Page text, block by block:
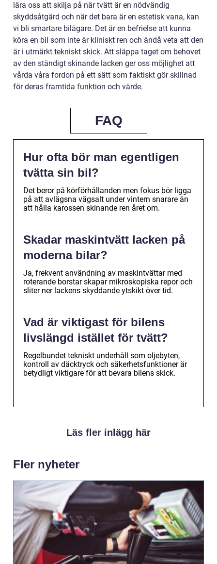
lära oss att skilja på när tvätt är en nödvändig
skyddsåtgärd och när det bara är en estetisk vana, kan
vi bli smartare bilägare. Det är en befrielse att kunna
köra en bil som inte är kliniskt ren och ändå veta att den
är i utmärkt tekniskt skick. Att släppa taget om behovet
av den ständigt skinande lacken ger oss möjlighet att
vårda våra fordon på ett sätt som faktiskt gör skillnad
för deras framtida funktion och värde.
FAQ
Hur ofta bör man egentligen
tvätta sin bil?
Det beror på körförhållanden men fokus bör ligga
på att avlägsna vägsalt under vintern snarare än
att hålla karossen skinande ren året om.
Skadar maskintvätt lacken på
moderna bilar?
Ja, frekvent användning av maskintvättar med
roterande borstar skapar mikroskopiska repor och
sliter ner lackens skyddande ytskikt över tid.
Vad är viktigast för bilens
livslängd istället för tvätt?
Regelbundet tekniskt underhåll som oljebyten,
kontroll av däcktryck och säkerhetsfunktioner är
betydligt viktigare för att bevara bilens skick.
Läs fler inlägg här
Fler nyheter